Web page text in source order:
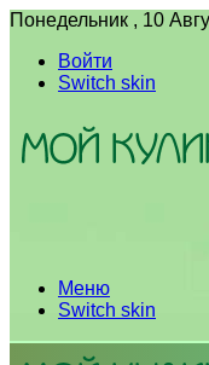
Понедельник , 10
Войти
Switch skin
Меню
Switch skin